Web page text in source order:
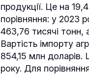
продукції. Це на
порівняння: у 2023
463,76 тисячі тонн,
Вартість імпорту
854,15 млн доларів.
року. Для